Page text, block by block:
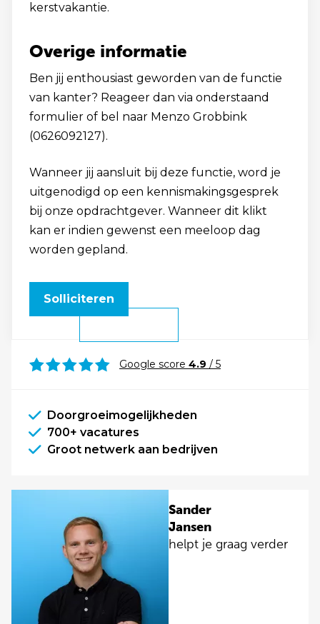
kerstvakantie.
Overige informatie
Ben jij enthousiast geworden van de functie
van kanter? Reageer dan via onderstaand
formulier of bel naar Menzo Grobbink
(0626092127).
Wanneer jij aansluit bij deze functie, word je
uitgenodigd op een kennismakingsgesprek
bij onze opdrachtgever. Wanneer dit klikt
kan er indien gewenst een meeloop dag
worden gepland.
Solliciteren
Google score 4.9 / 5
Doorgroeimogelijkheden
700+ vacatures
Groot netwerk aan bedrijven
Sander
Jansen
helpt je graag verder